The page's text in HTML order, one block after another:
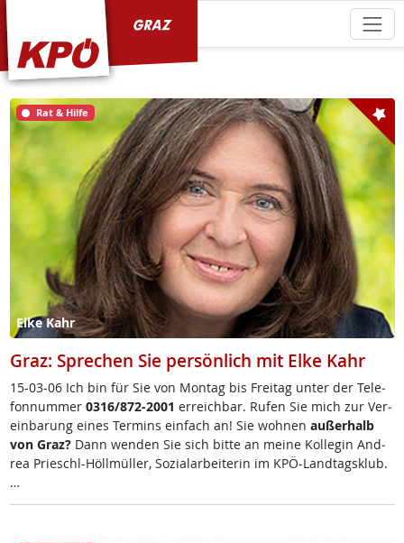
Rat & Hilfe
Elke Kahr
Graz: Sprechen Sie persönlich mit Elke Kahr
15-03-06 Ich bin für Sie von Mon­tag bis Frei­tag un­ter der Te­le­
fon­num­mer 0316/872-2001 er­reich­bar. Ru­fen Sie mich zur Ve­r­
ein­ba­rung ei­nes Ter­mins ein­fach an! Sie woh­nen au­ßer­halb
von Graz?Dann wen­den Sie sich bit­te an mei­ne Kol­le­gin And­
rea Prie­schl-Höll­mül­ler, So­zial­ar­bei­te­rin im KPÖ-Land­tags­klub.
…